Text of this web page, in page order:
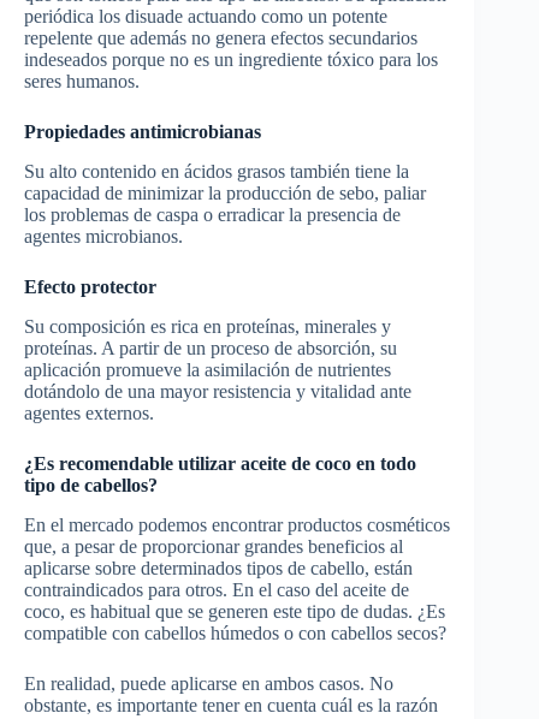
periódica los disuade actuando como un potente
repelente que además no genera efectos secundarios
indeseados porque no es un ingrediente tóxico para los
seres humanos.
Propiedades antimicrobianas
Su alto contenido en ácidos grasos también tiene la
capacidad de minimizar la producción de sebo, paliar
los problemas de caspa o erradicar la presencia de
agentes microbianos.
Efecto protector
Su composición es rica en proteínas, minerales y
proteínas. A partir de un proceso de absorción, su
aplicación promueve la asimilación de nutrientes
dotándolo de una mayor resistencia y vitalidad ante
agentes externos.
¿Es recomendable utilizar aceite de coco en todo
tipo de cabellos?
En el mercado podemos encontrar productos cosméticos
que, a pesar de proporcionar grandes beneficios al
aplicarse sobre determinados tipos de cabello, están
contraindicados para otros. En el caso del aceite de
coco, es habitual que se generen este tipo de dudas. ¿Es
compatible con cabellos húmedos o con cabellos secos?
En realidad, puede aplicarse en ambos casos. No
obstante, es importante tener en cuenta cuál es la razón